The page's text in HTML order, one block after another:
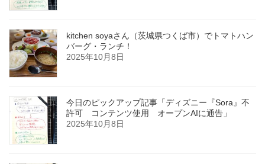
kitchen soyaさん（茨城県つくば市）でトマトハン
バーグ・ランチ！
2025年10月8日
今日のピックアップ記事「ディズニー『Sora』不
許可 コンテンツ使用 オープンAIに通告」
2025年10月8日